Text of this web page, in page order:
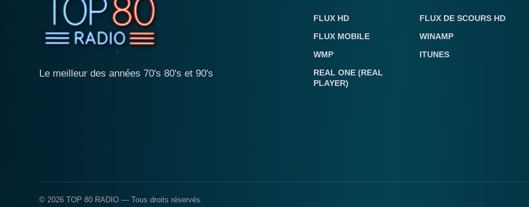
Le meilleur des années 70's 80's et 90's
FLUX HD
FLUX DE SCOURS HD
FLUX MOBILE
WINAMP
WMP
ITUNES
REAL ONE (REAL
PLAYER)
© 2026 TOP 80 RADIO — Tous droits réservés.